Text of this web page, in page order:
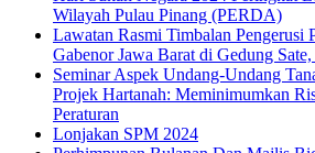
Wilayah Pulau Pinang (PERDA)
Lawatan Rasmi Timbalan Pengerusi
Gabenor Jawa Barat di Gedung
Seminar Aspek Undang-Undang
Projek Hartanah: Meminimumkan
Peraturan
Lonjakan SPM 2024